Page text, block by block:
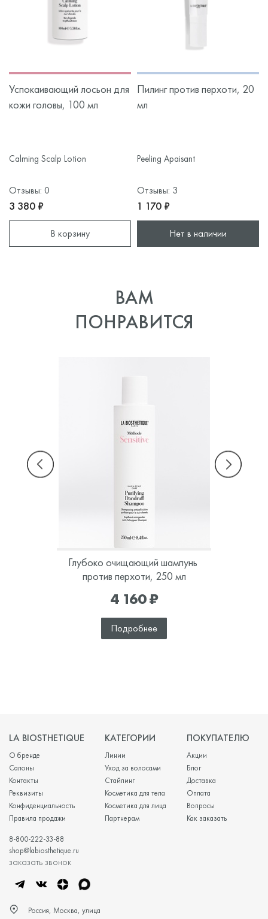
Успокаивающий лосьон для
кожи головы, 100 мл
Calming Scalp Lotion
Отзывы: 0
3 380 ₽
В корзину
Пилинг против перхоти, 20
мл
Peeling Apaisant
Отзывы: 3
1 170 ₽
Нет в наличии
ВАМ
ПОНРАВИТСЯ
Глубоко очищающий шампунь
против перхоти, 250 мл
4 160 ₽
Подробнее
LA BIOSTHETIQUE
О бренде
Салоны
Контакты
Реквизиты
Конфиденциальность
Правила продажи
КАТЕГОРИИ
Линии
Уход за волосами
Стайлинг
Косметика для тела
Косметика для лица
Партнерам
ПОКУПАТЕЛЮ
Акции
Блог
Доставка
Оплата
Вопросы
Как заказать
8-800-222-33-88
shop@labiosthetique.ru
заказать звонок
Россия, Москва, улица